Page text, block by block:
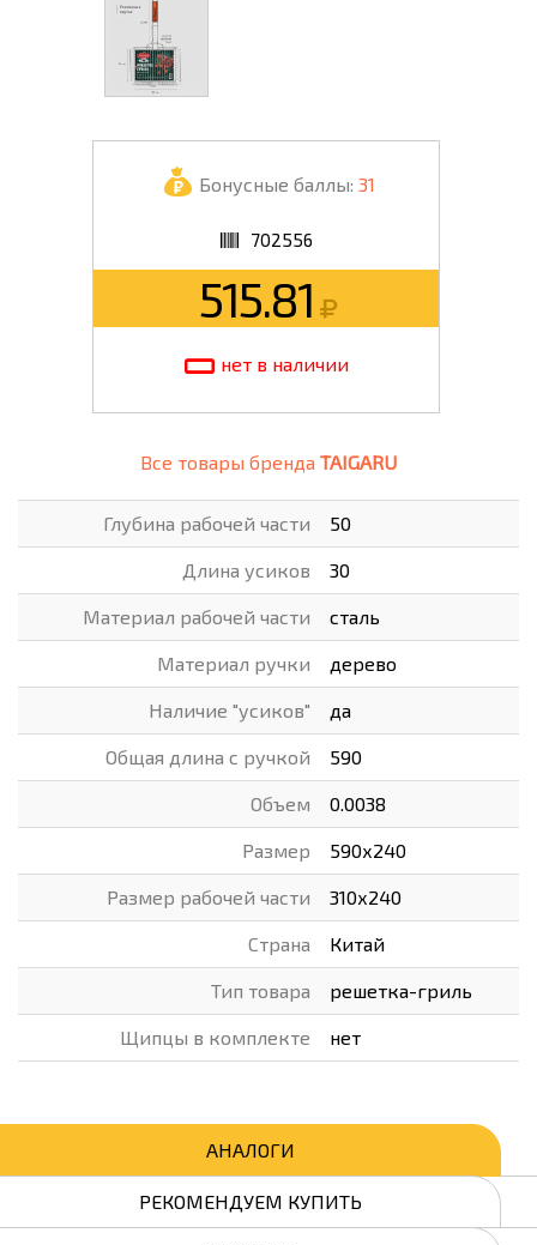
Бонусные баллы: 31
702556
515.81
нет в наличии
Все товары бренда TAIGARU
Глубина рабочей части 50
Длина усиков 30
Материал рабочей части сталь
Материал ручки дерево
Наличие "усиков" да
Общая длина с ручкой 590
Объем 0.0038
Размер 590х240
Размер рабочей части 310х240
Страна Китай
Тип товара решетка-гриль
Щипцы в комплекте нет
АНАЛОГИ
РЕКОМЕНДУЕМ КУПИТЬ